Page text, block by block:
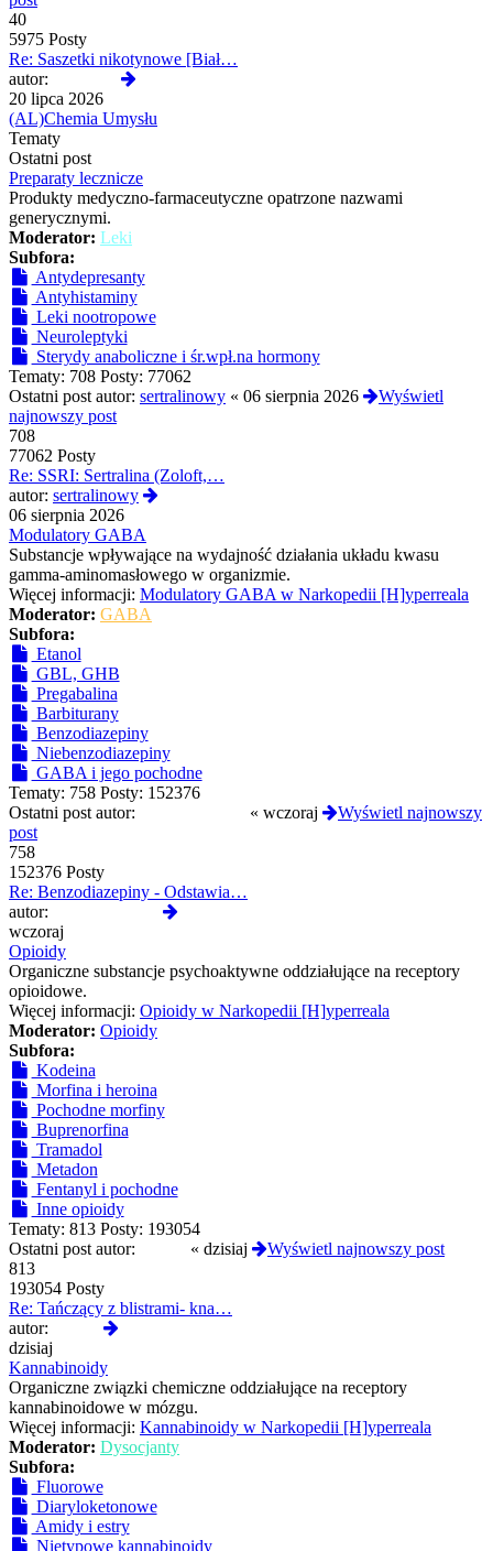
40
5975 Posty
Re: Saszetki nikotynowe [Biał…
autor:
post
20 lipca 2026
(AL)Chemia Umysłu
Tematy
Ostatni post
Preparaty lecznicze
Produkty medyczno-farmaceutyczne opatrzone nazwami
generycznymi.
Moderator: Leki
Subfora:
Antydepresanty
Antyhistaminy
Leki nootropowe
Neuroleptyki
Sterydy anaboliczne i śr.wpł.na hormony
Tematy: 708 Posty: 77062
Ostatni post autor: sertralinowy « 06 sierpnia 2026
Wyświetl
najnowszy post
708
77062 Posty
Re: SSRI: Sertralina (Zoloft,…
autor: sertralinowy
06 sierpnia 2026
Modulatory GABA
Substancje wpływające na wydajność działania układu kwasu
gamma-aminomasłowego w organizmie.
Więcej informacji: Modulatory GABA w Narkopedii [H]yperreala
Moderator: GABA
Subfora:
Etanol
GBL, GHB
Pregabalina
Barbiturany
Benzodiazepiny
Niebenzodiazepiny
GABA i jego pochodne
Tematy: 758 Posty: 152376
Ostatni post autor:
« wczoraj
Wyświetl najnowszy
post
758
152376 Posty
Re: Benzodiazepiny - Odstawia…
autor:
wczoraj
Opioidy
Organiczne substancje psychoaktywne oddziałujące na receptory
opioidowe.
Więcej informacji: Opioidy w Narkopedii [H]yperreala
Moderator: Opioidy
Subfora:
Kodeina
Morfina i heroina
Pochodne morfiny
Buprenorfina
Tramadol
Metadon
Fentanyl i pochodne
Inne opioidy
Tematy: 813 Posty: 193054
Ostatni post autor:
« dzisiaj
Wyświetl najnowszy post
813
193054 Posty
Re: Tańczący z blistrami- kna…
autor:
dzisiaj
Kannabinoidy
Organiczne związki chemiczne oddziałujące na receptory
kannabinoidowe w mózgu.
Więcej informacji: Kannabinoidy w Narkopedii [H]yperreala
Moderator: Dysocjanty
Subfora:
Fluorowe
Diaryloketonowe
Amidy i estry
Nietypowe kannabinoidy